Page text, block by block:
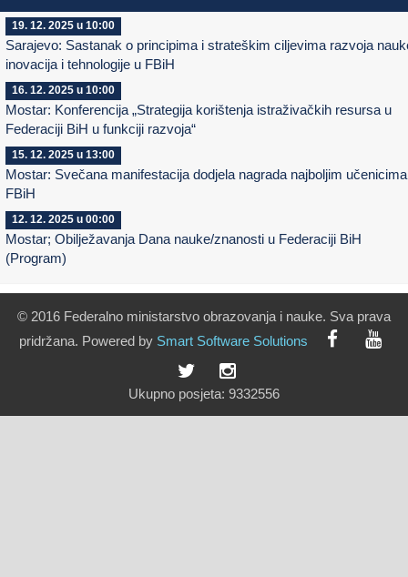
19. 12. 2025 u 10:00
Sarajevo: Sastanak o principima i strateškim ciljevima razvoja
inovacija i tehnologije u FBiH
16. 12. 2025 u 10:00
Mostar: Konferencija „Strategija korištenja istraživačkih resursa u
Federaciji BiH u funkciji razvoja“
15. 12. 2025 u 13:00
Mostar: Svečana manifestacija dodjela nagrada najboljim
FBiH
12. 12. 2025 u 00:00
Mostar; Obilježavanja Dana nauke/znanosti u Federaciji BiH
(Program)
© 2016 Federalno ministarstvo obrazovanja i nauke. Sva prava
pridržana. Powered by Smart Software Solutions
Ukupno posjeta: 9332556